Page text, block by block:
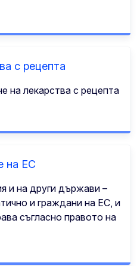
с рецепта
на лекарства с рецепта
на ЕС
и на други държави –
и граждани на ЕС, и
съгласно правото на